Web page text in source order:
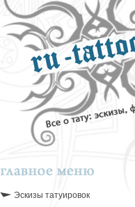
Эскизы татуировок